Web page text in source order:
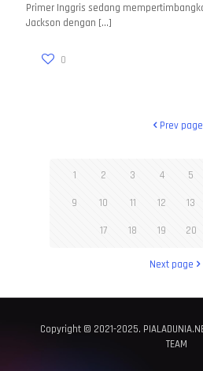
Primer Inggris sedang
Jackson dengan […]
0
Prev page
1 2 3 4 5
9 10 11 12 13
17 18 19 20
Next page
Copyright © 2021-2025.
TEAM